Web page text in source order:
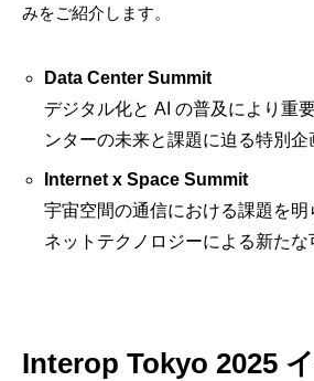
みをご紹介します。
Data Center Summit
デジタル化と AI の普及により重
ンターの未来と課題に迫る特別企
Internet x Space Summit
宇宙空間の通信における課題を
ネットテクノロジーによる新た
Interop Tokyo 2025